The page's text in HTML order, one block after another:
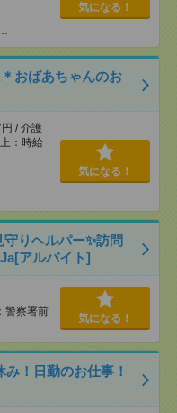
気になる！
おばあちゃんのお
/ 介護
：時給
気になる！
守りヘルパー✨訪問
アルバイト]
警察署前
気になる！
！日勤のお仕事！